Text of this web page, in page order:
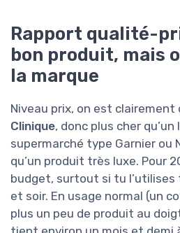
Rapport qualité-
bon produit, mais
la marque
Niveau prix, on est clairement
Clinique, donc plus cher
supermarché type Garnier ou
qu’un produit très luxe. Pour
budget, surtout si tu
et soir. En usage normal (un
plus un peu de produit au